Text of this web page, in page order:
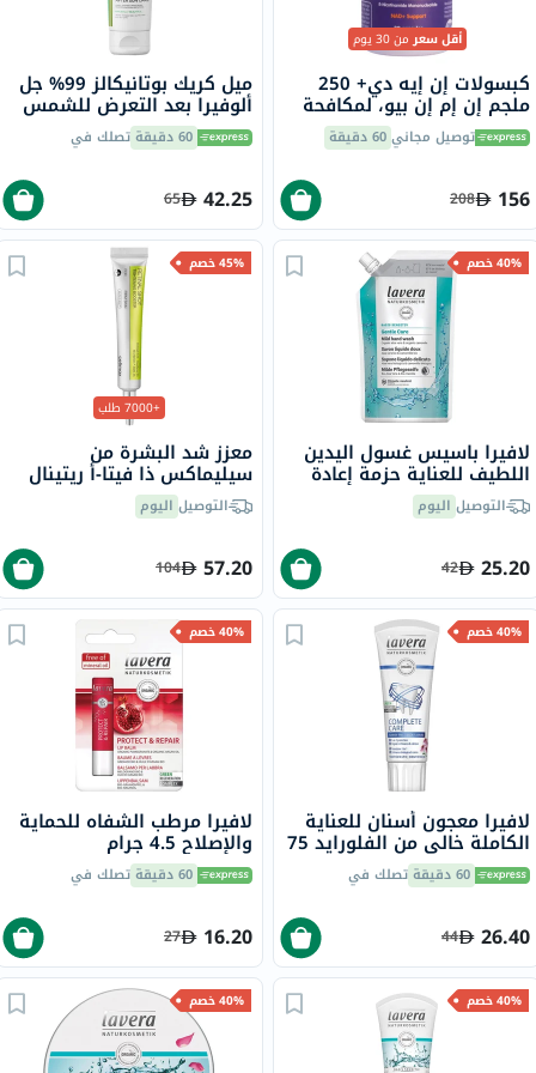
أقل سعرمن 30 يوم
كبسولات إن إيه دي+ 250
ملجم إن إم إن بيو، لمكافحة
الشيخوخة - 30 كبسولةتوصيل مجاني60 دقيقة
156
208
ميل كريك بوتانيكالز 99% جل
ألوفيرا بعد التعرض للشمس
236 مل 60 دقيقة تصلك في
42.25
65
40% خصم
لافيرا باسيس غسول اليدين
اللطيف للعناية حزمة إعادة
تعبئة 500 ملالتوصيل اليوم
25.20
42
45% خصم
+7000 طلب
معزز شد البشرة من
سيليماكس ذا فيتا-أ ريتينال
شوت، 15 مل
التوصيل اليوم
57.20
104
40% خصم
لافيرا معجون أسنان للعناية
الكاملة خالي من الفلورايد 75
مل 60 دقيقة تصلك في
26.40
44
40% خصم
لافيرا مرطب الشفاه للحماية
والإصلاح 4.5 جرام
60 دقيقة تصلك في
16.20
27
40% خصم 40% خصم